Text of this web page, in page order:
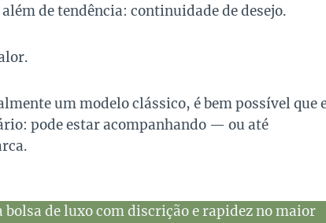
de tendência: continuidade de desejo.
um modelo clássico, é bem possível que
pode estar acompanhando — ou até
bolsa de luxo com discrição e rapidez no maior